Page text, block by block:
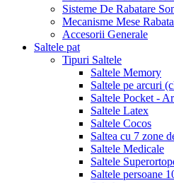
Sisteme De Rabatare
Mecanisme Mese
Accesorii Generale
Saltele pat
Tipuri Saltele
Saltele Memory
Saltele pe arcuri
Saltele Pocket -
Saltele Latex
Saltele Cocos
Saltea cu 7 zone
Saltele Medicale
Saltele
Saltele persoane